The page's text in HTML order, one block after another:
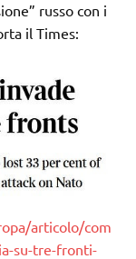
russo con i
il Times:
articolo/com
su-tre-fronti-